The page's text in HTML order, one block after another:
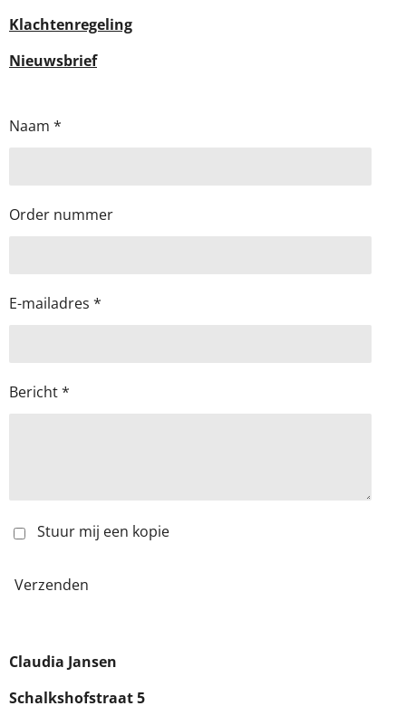
Klachtenregeling
Nieuwsbrief
Naam *
Order nummer
E-mailadres *
Bericht *
Stuur mij een kopie
Verzenden
Claudia Jansen
Schalkshofstraat 5